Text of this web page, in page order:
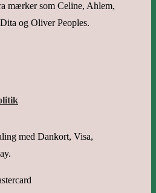
mærker som Celine, Ahlem,
og Oliver Peoples.
med Dankort, Visa,